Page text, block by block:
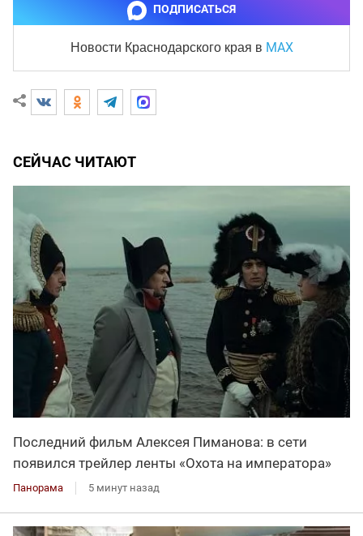
ПОДПИСАТЬСЯ
Новости Краснодарского края в MAX
СЕЙЧАС ЧИТАЮТ
Последний фильм Алексея Пиманова: в сети
появился трейлер ленты «Охота на императора»
Панорама 5 минут назад